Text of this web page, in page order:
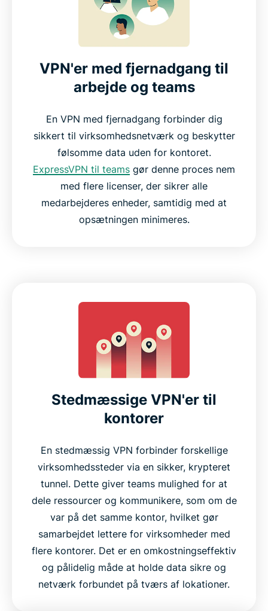
VPN'er med fjernadgang til
arbejde og teams
En VPN med fjernadgang forbinder dig
sikkert til virksomhedsnetværk og beskytter
følsomme data uden for kontoret.
ExpressVPN til teams gør denne proces nem
med flere licenser, der sikrer alle
medarbejderes enheder, samtidig med at
opsætningen minimeres.
Stedmæssige VPN'er til
kontorer
En stedmæssig VPN forbinder forskellige
virksomhedssteder via en sikker, krypteret
tunnel. Dette giver teams mulighed for at
dele ressourcer og kommunikere, som om de
var på det samme kontor, hvilket gør
samarbejdet lettere for virksomheder med
flere kontorer. Det er en omkostningseffektiv
og pålidelig måde at holde data sikre og
netværk forbundet på tværs af lokationer.